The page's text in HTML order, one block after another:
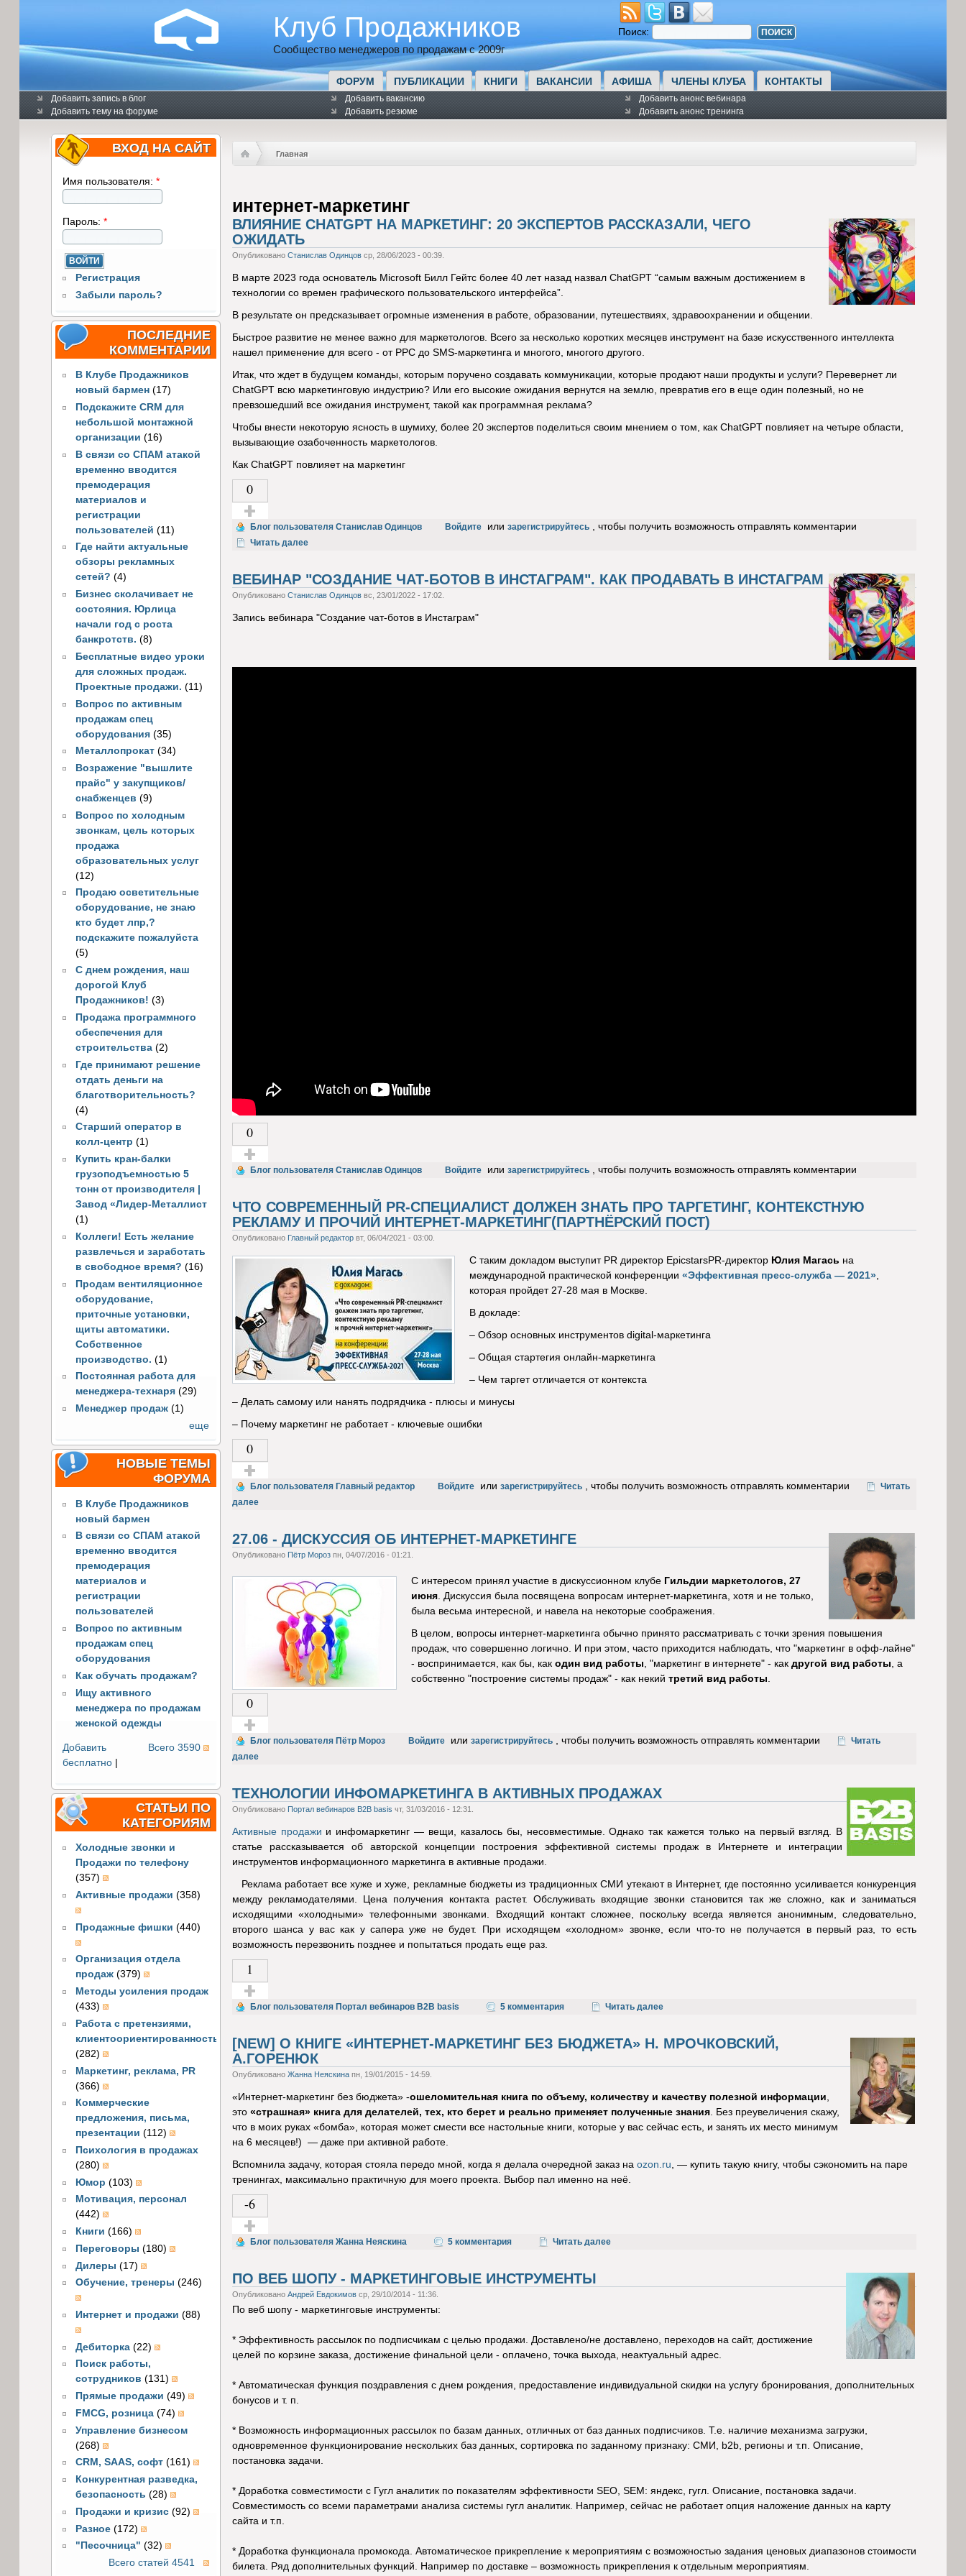
Клуб Продажников
Сообщество менеджеров по продажам с 2009г
Поиск:
ФОРУМ ПУБЛИКАЦИИ КНИГИ ВАКАНСИИ АФИША ЧЛЕНЫ КЛУБА КОНТАКТЫ
Добавить запись в блог
Добавить тему на форуме
Добавить вакансию
Добавить резюме
Добавить анонс вебинара
Добавить анонс тренинга
ВХОД НА САЙТ
Имя пользователя: *
Пароль: *
Регистрация
Забыли пароль?
ПОСЛЕДНИЕ
КОММЕНТАРИИ
В Клубе Продажников
новый бармен (17)
Подскажите CRM для
небольшой монтажной
организации (16)
В связи со СПАМ атакой
временно вводится
премодерация
материалов и
регистрации
пользователей (11)
Где найти актуальные
обзоры рекламных
сетей? (4)
Бизнес сколачивает не
состояния. Юрлица
начали год с роста
банкротств. (8)
Бесплатные видео уроки
для сложных продаж.
Проектные продажи. (11)
Вопрос по активным
продажам спец
оборудования (35)
Металлопрокат (34)
Возражение "вышлите
прайс" у закупщиков/
снабженцев (9)
Вопрос по холодным
звонкам, цель которых
продажа
образовательных услуг
(12)
Продаю осветительные
оборудование, не знаю
кто будет лпр,?
подскажите пожалуйста
(5)
С днем рождения, наш
дорогой Клуб
Продажников! (3)
Продажа программного
обеспечения для
строительства (2)
Где принимают решение
отдать деньги на
благотворительность?
(4)
Старший оператор в
колл-центр (1)
Купить кран-балки
грузоподъемностью 5
тонн от производителя |
Завод «Лидер-Металлист
(1)
Коллеги! Есть желание
развлечься и заработать
в свободное время? (16)
Продам вентиляционное
оборудование,
приточные установки,
щиты автоматики.
Собственное
производство. (1)
Постоянная работа для
менеджера-технаря (29)
Менеджер продаж (1)
еще
НОВЫЕ ТЕМЫ
ФОРУМА
В Клубе Продажников
новый бармен
В связи со СПАМ атакой
временно вводится
премодерация
материалов и
регистрации
пользователей
Вопрос по активным
продажам спец
оборудования
Как обучать продажам?
Ищу активного
менеджера по продажам
женской одежды
Всего 3590
Добавить
бесплатно|
СТАТЬИ ПО
КАТЕГОРИЯМ
Холодные звонки и
Продажи по телефону
(357)
Активные продажи (358)
Продажные фишки (440)
Организация отдела
продаж (379)
Методы усиления продаж
(433)
Работа с претензиями,
клиентоориентированность
(282)
Маркетинг, реклама, PR
(366)
Коммерческие
предложения, письма,
презентации (112)
Психология в продажах
(280)
Юмор (103)
Мотивация, персонал
(442)
Книги (166)
Переговоры (180)
Дилеры (17)
Обучение, тренеры (246)
Интернет и продажи (88)
Дебиторка (22)
Поиск работы,
сотрудников (131)
Прямые продажи (49)
FMCG, розница (74)
Управление бизнесом
(268)
CRM, SAAS, софт (161)
Конкурентная разведка,
безопасность (28)
Продажи и кризис (92)
Разное (172)
"Песочница" (32)
Всего статей 4541
Главная
интернет-маркетинг
ВЛИЯНИЕ CHATGPT НА МАРКЕТИНГ: 20 ЭКСПЕРТОВ РАССКАЗАЛИ, ЧЕГО
ОЖИДАТЬ
Опубликовано Станислав Одинцовср, 28/06/2023 - 00:39.
В марте 2023 года основатель Microsoft Билл Гейтс более 40 лет назад назвал ChatGPT “самым важным достижением в
технологии со времен графического пользовательского интерфейса”.
В результате он предсказывает огромные изменения в работе, образовании, путешествиях, здравоохранении и общении.
Быстрое развитие не менее важно для маркетологов. Всего за несколько коротких месяцев инструмент на базе искусственного интеллекта
нашел применение для всего - от PPC до SMS-маркетинга и многого, многого другого.
Итак, что ждет в будущем команды, которым поручено создавать коммуникации, которые продают наши продукты и услуги? Перевернет ли
ChatGPT всю маркетинговую индустрию? Или его высокие ожидания вернутся на землю, превратив его в еще один полезный, но не
превзошедший все ожидания инструмент, такой как программная реклама?
Чтобы внести некоторую ясность в шумиху, более 20 экспертов поделиться своим мнением о том, как ChatGPT повлияет на четыре области,
вызывающие озабоченность маркетологов.
Как ChatGPT повлияет на маркетинг
0
Голос за!
Блог пользователя Станислав Одинцов Войдите или зарегистрируйтесь , чтобы получить возможность отправлять комментарии
Читать далее
ВЕБИНАР "СОЗДАНИЕ ЧАТ-БОТОВ В ИНСТАГРАМ". КАК ПРОДАВАТЬ В ИНСТАГРАМ
Опубликовано Станислав Одинцоввс, 23/01/2022 - 17:02.
Запись вебинара "Создание чат-ботов в Инстаграм"
0
Голос за!
Блог пользователя Станислав Одинцов Войдите или зарегистрируйтесь , чтобы получить возможность отправлять комментарии
ЧТО СОВРЕМЕННЫЙ PR-СПЕЦИАЛИСТ ДОЛЖЕН ЗНАТЬ ПРО ТАРГЕТИНГ, КОНТЕКСТНУЮ
РЕКЛАМУ И ПРОЧИЙ ИНТЕРНЕТ-МАРКЕТИНГ(ПАРТНЁРСКИЙ ПОСТ)
Опубликовано Главный редакторвт, 06/04/2021 - 03:00.
С таким докладом выступит PR директор EpicstarsPR-директор Юлия Магась на
международной практической конференции «Эффективная пресс-служба — 2021»,
которая пройдет 27-28 мая в Москве.
В докладе:
– Обзор основных инструментов digital-маркетинга
– Общая стартегия онлайн-маркетинга
– Чем таргет отличается от контекста
– Делать самому или нанять подрядчика - плюсы и минусы
– Почему маркетинг не работает - ключевые ошибки
0
Голос за!
Блог пользователя Главный редактор Войдите или зарегистрируйтесь , чтобы получить возможность отправлять комментарии
Читать
далее
27.06 - ДИСКУССИЯ ОБ ИНТЕРНЕТ-МАРКЕТИНГЕ
Опубликовано Пётр Морозпн, 04/07/2016 - 01:21.
С интересом принял участие в дискуссионном клубе Гильдии маркетологов, 27
июня. Дискуссия была посвящена вопросам интернет-маркетинга, хотя и не только,
была весьма интересной, и навела на некоторые соображения.
В целом, вопросы интернет-маркетинга обычно принято рассматривать с точки зрения повышения
продаж, что совершенно логично. И при этом, часто приходится наблюдать, что "маркетинг в офф-лайне"
- воспринимается, как бы, как один вид работы, "маркетинг в интернете" - как другой вид работы, а
собственно "построение системы продаж" - как некий третий вид работы.
0
Голос за!
Блог пользователя Пётр Мороз Войдите или зарегистрируйтесь , чтобы получить возможность отправлять комментарии
Читать
далее
ТЕХНОЛОГИИ ИНФОМАРКЕТИНГА В АКТИВНЫХ ПРОДАЖАХ
Опубликовано Портал вебинаров B2B basis чт, 31/03/2016 - 12:31.
Активные продажи и инфомаркетинг — вещи, казалось бы, несовместимые. Однако так кажется только на первый взгляд. В
статье рассказывается об авторской концепции построения эффективной системы продаж в Интернете и интеграции
инструментов информационного маркетинга в активные продажи.
Реклама работает все хуже и хуже, рекламные бюджеты из традиционных СМИ утекают в Интернет, где постоянно усиливается конкуренция
между рекламодателями. Цена получения контакта растет. Обслуживать входящие звонки становится так же сложно, как и заниматься
исходящими «холодными» телефонными звонками. Входящий контакт сложнее, поскольку всегда является анонимным, следовательно,
второго шанса у вас как у сапера уже не будет. При исходящем «холодном» звонке, если что-то не получается в первый раз, то есть
возможность перезвонить позднее и попытаться продать еще раз.
1
Голос за!
Блог пользователя Портал вебинаров B2B basis 5 комментария Читать далее
[NEW] О КНИГЕ «ИНТЕРНЕТ-МАРКЕТИНГ БЕЗ БЮДЖЕТА» Н. МРОЧКОВСКИЙ,
А.ГОРЕНЮК
Опубликовано Жанна Неяскинапн, 19/01/2015 - 14:59.
«Интернет-маркетинг без бюджета» -ошеломительная книга по объему, количеству и качеству полезной информации,
это «страшная» книга для делателей, тех, кто берет и реально применяет полученные знания. Без преувеличения скажу,
что в моих руках «бомба», которая может смести все настольные книги, которые у вас сейчас есть, и занять их место минимум
на 6 месяцев!) — даже при активной работе.
Вспомнила задачу, которая стояла передо мной, когда я делала очередной заказ на ozon.ru, — купить такую книгу, чтобы сэкономить на паре
тренингах, максимально практичную для моего проекта. Выбор пал именно на неё.
-6
Голос за!
Блог пользователя Жанна Неяскина 5 комментария Читать далее
ПО ВЕБ ШОПУ - МАРКЕТИНГОВЫЕ ИНСТРУМЕНТЫ
Опубликовано Андрей Евдокимовср, 29/10/2014 - 11:36.
По веб шопу - маркетинговые инструменты:
* Эффективность рассылок по подписчикам с целью продажи. Доставлено/не доставлено, переходов на сайт, достижение
целей по корзине заказа, достижение финальной цели - оплачено, точка выхода, неактуальный адрес.
* Автоматическая функция поздравления с днем рождения, предоставление индивидуальной скидки на услугу бронирования, дополнительных
бонусов и т. п.
* Возможность информационных рассылок по базам данных, отличных от баз данных подписчиков. Т.е. наличие механизма загрузки,
одновременное функционирование нескольких баз данных, сортировка по заданному признаку: СМИ, b2b, регионы и т.п. Описание,
постановка задачи.
* Доработка совместимости с Гугл аналитик по показателям эффективности SEO, SEM: яндекс, гугл. Описание, постановка задачи.
Совместимость со всеми параметрами анализа системы гугл аналитик. Например, сейчас не работает опция наложение данных на карту
сайта и т.п.
* Доработка функционала промокода. Автоматическое прикрепление к мероприятиям с возможностью задания ценовых диапазонов стоимости
билета. Ряд дополнительных функций. Например по доставке – возможность прикрепления к отдельным мероприятиям.